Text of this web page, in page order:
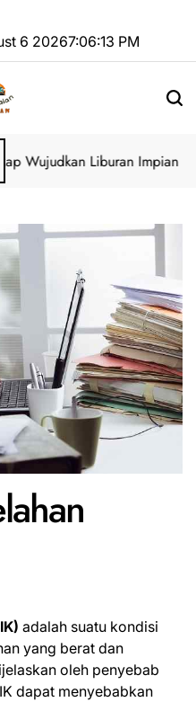
6 20267:06:14 PM
Liburan Impian 2025
adalah suatu kondisi
yang berat dan
oleh penyebab
dapat menyebabkan